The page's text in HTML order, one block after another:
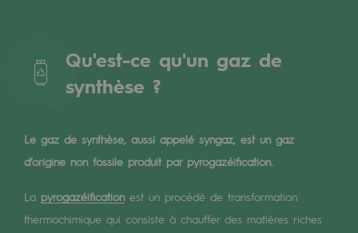
Teréga
Accélérateur de la transition énergétique
Une organisation adaptative et ouverte
Digitalisation
Qu'est-ce qu'un gaz de
synthèse ?
Le gaz de synthèse, aussi appelé syngaz, est un gaz
d’origine non fossile produit par pyrogazéification.
La pyrogazéificationest un procédé de transformation
thermochimique qui consiste à chauffer des matières riches